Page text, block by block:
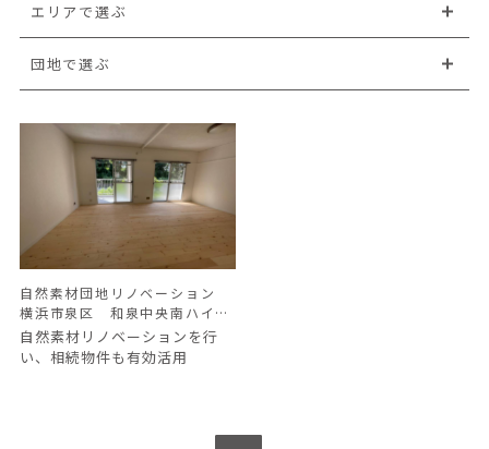
エリアで選ぶ
団地で選ぶ
自然素材団地リノベーション
横浜市泉区 和泉中央南ハイ
ツ Ｔ様邸
自然素材リノベーションを行
い、相続物件も有効活用